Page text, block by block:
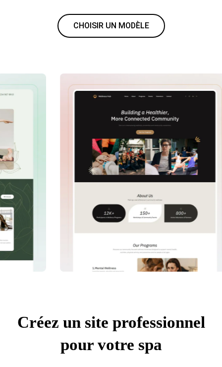
CHOISIR UN MODÈLE
Créez un site professionnel
pour votre spa